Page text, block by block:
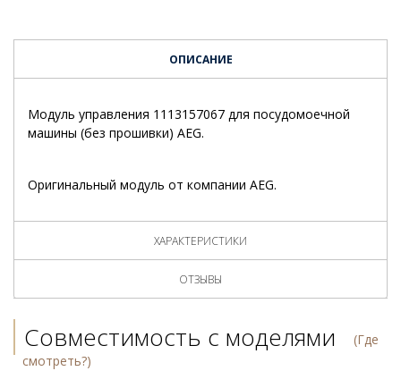
ОПИСАНИЕ
Модуль управления 1113157067 для посудомоечной
машины (без прошивки) AEG.
Оригинальный модуль от компании AEG.
ХАРАКТЕРИСТИКИ
ОТЗЫВЫ
Совместимость с моделями
(Где
смотреть?)